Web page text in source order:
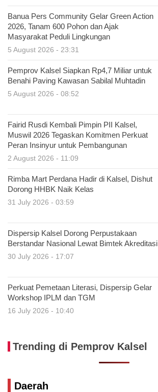
Banua Pers Community Gelar Green Action
2026, Tanam 600 Pohon dan Ajak
Masyarakat Peduli Lingkungan
5 August 2026 - 23:31
Pemprov Kalsel Siapkan Rp4,7 Miliar untuk
Benahi Paving Kawasan Sabilal Muhtadin
5 August 2026 - 08:52
Fairid Rusdi Kembali Pimpin PII Kalsel,
Muswil 2026 Tegaskan Komitmen Perkuat
Peran Insinyur untuk Pembangunan
2 August 2026 - 11:09
Rimba Mart Perdana Hadir di Kalsel, Dishut
Dorong HHBK Naik Kelas
31 July 2026 - 03:59
Dispersip Kalsel Dorong Perpustakaan
Berstandar Nasional Lewat Bimtek Akreditasi
30 July 2026 - 17:07
Perkuat Pemetaan Literasi, Dispersip Gelar
Workshop IPLM dan TGM
16 July 2026 - 10:40
Trending di Pemprov Kalsel
Daerah